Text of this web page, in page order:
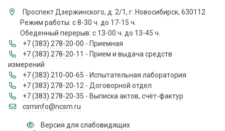
Проспект Дзержинского, д. 2/1, г. Новосибирск, 630112
Режим работы: с 8-30 ч. до 17-15 ч.
Обеденный перерыв: с 13-00 ч. до 13-45 ч.
+7 (383) 278-20-00 - Приемная
+7 (383) 278-20-11 - Прием и выдача средств
измерений
+7 (383) 210-00-65 - Испытательная лаборатория
+7 (383) 278-20-12 - Договорной отдел
+7 (383) 278-20-35 - Выписка актов, счёт-фактур
csminfo@ncsm.ru
Версия для слабовидящих